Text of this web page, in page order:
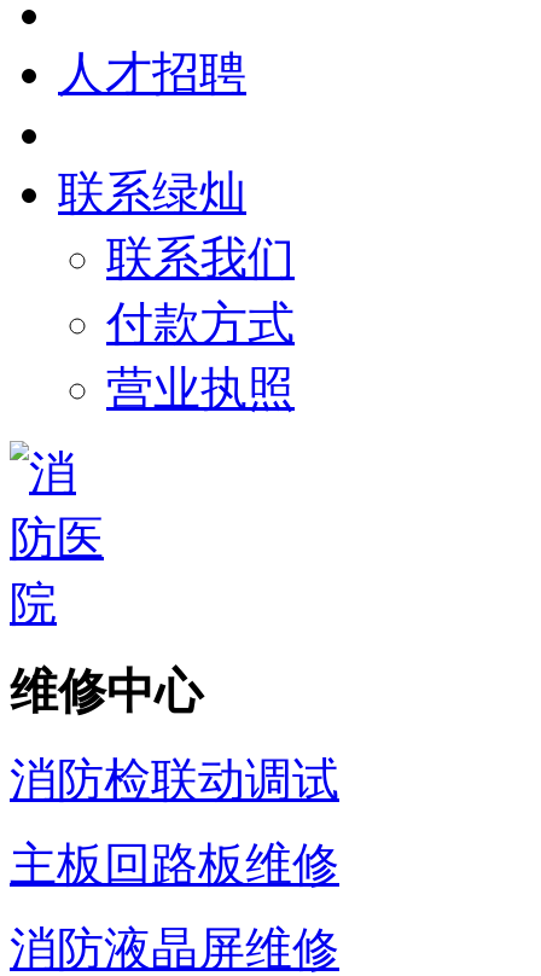
人才招聘
联系绿灿
联系我们
付款方式
营业执照
维修中心
消防检联动调试
主板回路板维修
消防液晶屏维修